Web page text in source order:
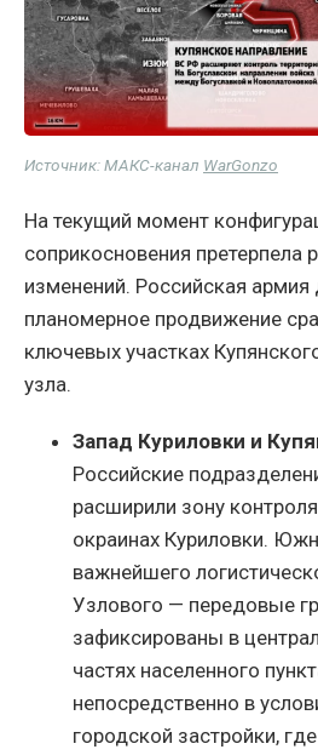
Источник: МАКС-канал WarGonzo
На текущий момент
соприкосновения претерпела
изменений. Российская армия
планомерное продвижение
ключевых участках
узла.
Запад Куриловки и
Российские
расширили зону
окраинах Куриловки.
важнейшего
Узлового — передовые
зафиксированы в
частях населенного
непосредственно в
городской застройки,